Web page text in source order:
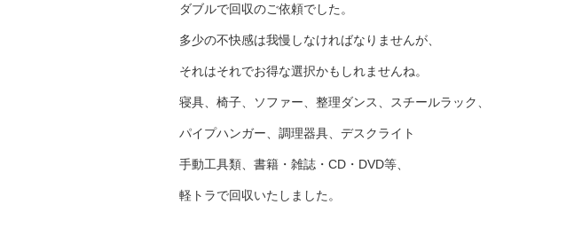
ダブルで回収のご依頼でした。
多少の不快感は我慢しなければなりませんが、
それはそれでお得な選択かもしれませんね。
寝具、椅子、ソファー、整理ダンス、スチールラック、
パイプハンガー、調理器具、デスクライト
手動工具類、書籍・雑誌・CD・DVD等、
軽トラで回収いたしました。